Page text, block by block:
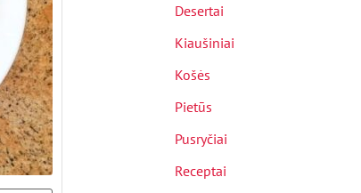
Desertai
Kiaušiniai
Košės
Pietūs
Pusryčiai
Receptai